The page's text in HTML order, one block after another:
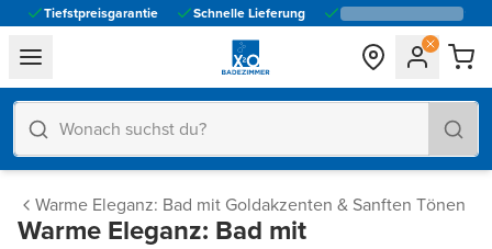
Tiefstpreisgarantie Schnelle Lieferung
general.navigation.toggle_menu.label
Warme Eleganz: Bad mit Goldakzenten & Sanften Tönen
Warme Eleganz: Bad mit